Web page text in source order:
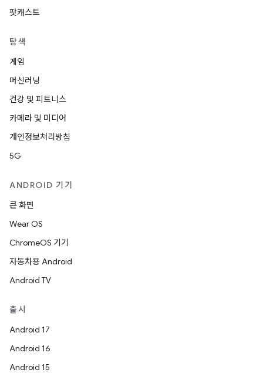
팟캐스트
탐색
게임
머신러닝
건강 및 피트니스
카메라 및 미디어
개인정보처리방침
5G
ANDROID 기기
큰 화면
Wear OS
ChromeOS 기기
자동차용 Android
Android TV
출시
Android 17
Android 16
Android 15